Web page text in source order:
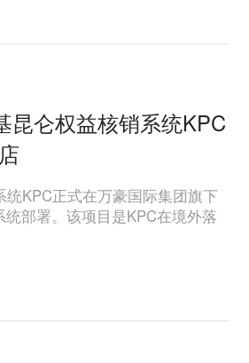
昆仑权益核销系统KPC
统KPC正式在万豪国际集团旗下
部署。该项目是KPC在境外落